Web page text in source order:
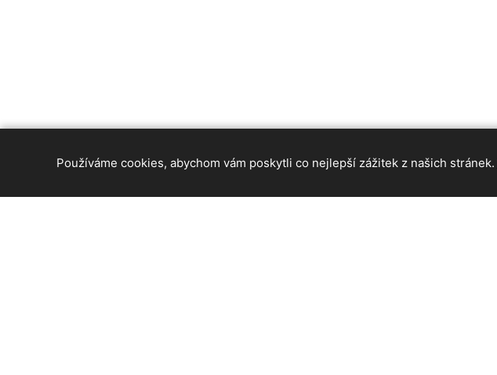
Používáme cookies, abychom vám poskytli co nejlepší zážitek z našich stránek.